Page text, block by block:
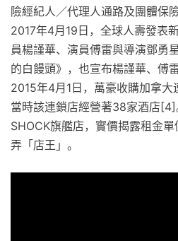
險經紀人／代理人通路及團體保
2017年4月19日，全球人壽發表
員楊謹華、演員傅雷與導演鄧勇
的白饅頭》，也宣布楊謹華、傅
2015年4月1日，萬豪收購加拿大
當時該連鎖店經營著38家酒店
SHOCK旗艦店，實價揭露租金
弄「店王」。